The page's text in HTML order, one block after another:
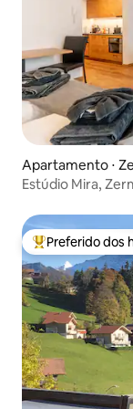
Apartamento ⋅
Estúdio Mira,
Entre os
Preferido dos